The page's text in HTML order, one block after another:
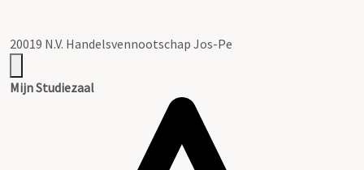
20019 N.V. Handelsvennootschap Jos-Pe
Mijn Studiezaal